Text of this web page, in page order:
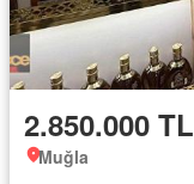
2.850.000 TL
Muğla